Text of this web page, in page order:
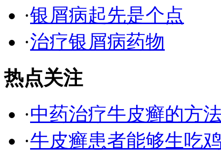
·银屑病起先是个点
·治疗银屑病药物
热点关注
·中药治疗牛皮癣的方
·牛皮癣患者能够生吃